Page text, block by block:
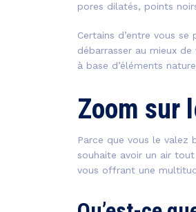
pores dilatés, points
Certains d’entre vous
débarrasser au mieux
à base d’éléments
Zoom sur
Parce que vous le valez
souhaite avoir un air
vous offrant une